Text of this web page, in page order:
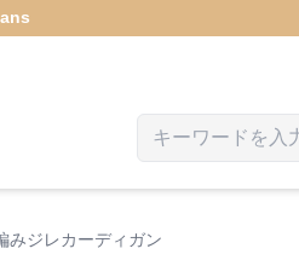
みジレカーディガン